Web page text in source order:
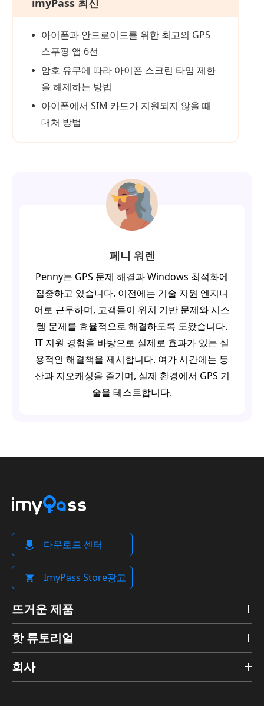
아이폰과 안드로이드를 위한 최고의 GPS
스푸핑 앱 6선
암호 유무에 따라 아이폰 스크린 타임 제한
을 해제하는 방법
아이폰에서 SIM 카드가 지원되지 않을 때
대처 방법
페니 워렌
Penny는 GPS 문제 해결과 Windows 최적화에
집중하고 있습니다. 이전에는 기술 지원 엔지니
어로 근무하며, 고객들이 위치 기반 문제와 시스
템 문제를 효율적으로 해결하도록 도왔습니다.
IT 지원 경험을 바탕으로 실제로 효과가 있는 실
용적인 해결책을 제시합니다. 여가 시간에는 등
산과 지오캐싱을 즐기며, 실제 환경에서 GPS 기
술을 테스트합니다.
다운로드 센터
ImyPass Store광고
뜨거운 제품
핫 튜토리얼
회사